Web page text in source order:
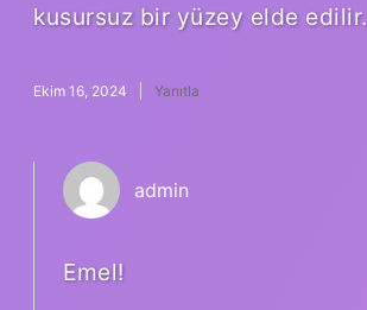
kusursuz bir yüzey elde edilir.
Ekim 16, 2024 Yanıtla
admin
Emel!